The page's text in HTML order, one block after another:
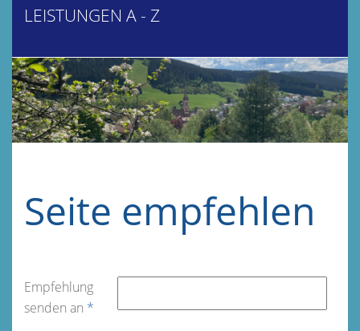
LEISTUNGEN A - Z
Seite empfehlen
Empfehlung
senden an *